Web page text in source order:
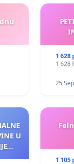
1 628
1 628
25
U
1 105